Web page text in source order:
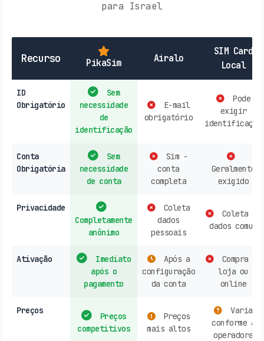
para Israel
Recurso PikaSim Airalo
SIM Card
Local
ID
Obrigatório
Sem
necessidade
de
identificação
E-mail
obrigatório
Pode
exigir
identificação
Conta
Obrigatória
Sem
necessidade
de conta
Sim -
conta
completa
Geralmente
exigido
Privacidade
Completamente
anônimo
Coleta
dados
pessoais
Coleta de
dados comum
Ativação
Imediato
após o
pagamento
Após a
configuração
da conta
Compra em
loja ou
online
Preços
Preços
competitivos
Preços
mais altos
Varia
conforme a
operadora